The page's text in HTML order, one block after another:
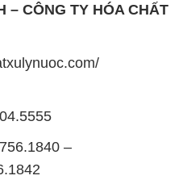
– CÔNG TY HÓA CHẤT
–